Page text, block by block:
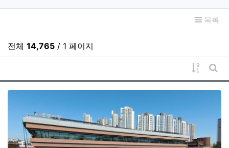
목록
전체 14,765 / 1 페이지
게시물
게